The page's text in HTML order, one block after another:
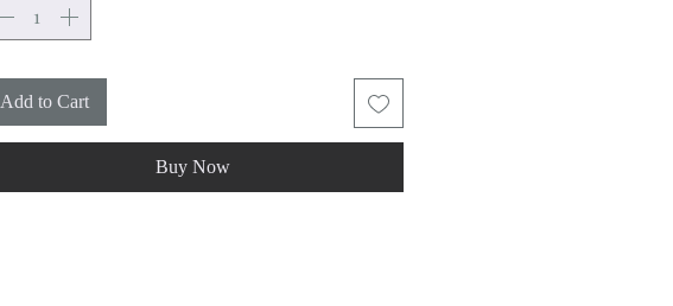
Add to Cart
Buy Now